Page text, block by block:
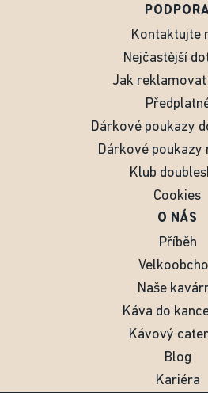
PODPORA
Kontaktujte
Nejčastější
Jak
Dárkové poukazy
Dárkové poukazy
Klub
Cookies
O NÁS
Příběh
Naše
Káva do
Kávový
Blog
Kariéra